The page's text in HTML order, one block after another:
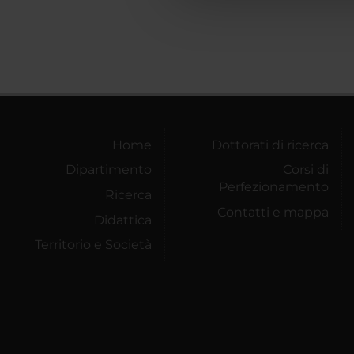
Home
Dipartimento
Ricerca
Didattica
Territorio e Società
Dottorati di ricerca
Corsi di
Perfezionamento
Contatti e mappa